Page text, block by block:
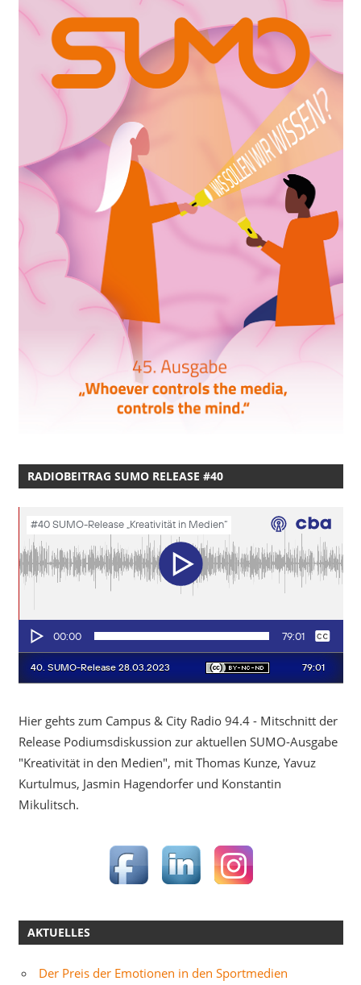
RADIOBEITRAG SUMO RELEASE #40
Hier gehts zum Campus & City Radio 94.4 - Mitschnitt der
Release Podiumsdiskussion zur aktuellen SUMO-Ausgabe
"Kreativität in den Medien", mit Thomas Kunze, Yavuz
Kurtulmus, Jasmin Hagendorfer und Konstantin
Mikulitsch.
AKTUELLES
Der Preis der Emotionen in den Sportmedien